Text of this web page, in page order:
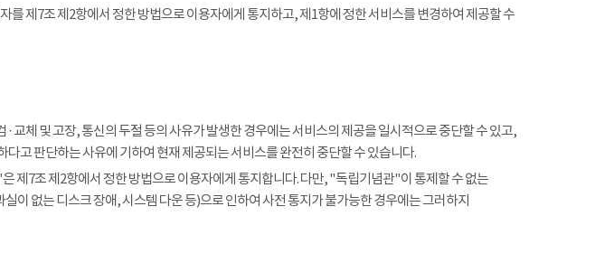
를 제7조 제2항에서 정한 방법으로 이용자에게 통지하고, 제1항에 정한 서비스를 변경하여 제공할 수
교체 및 고장, 통신의 두절 등의 사유가 발생한 경우에는 서비스의 제공을 일시적으로 중단할 수 있고,
고 판단하는 사유에 기하여 현재 제공되는 서비스를 완전히 중단할 수 있습니다.
제7조 제2항에서 정한 방법으로 이용자에게 통지합니다. 다만, "독립기념관"이 통제할 수 없는
이 없는 디스크 장애, 시스템 다운 등)으로 인하여 사전 통지가 불가능한 경우에는 그러하지